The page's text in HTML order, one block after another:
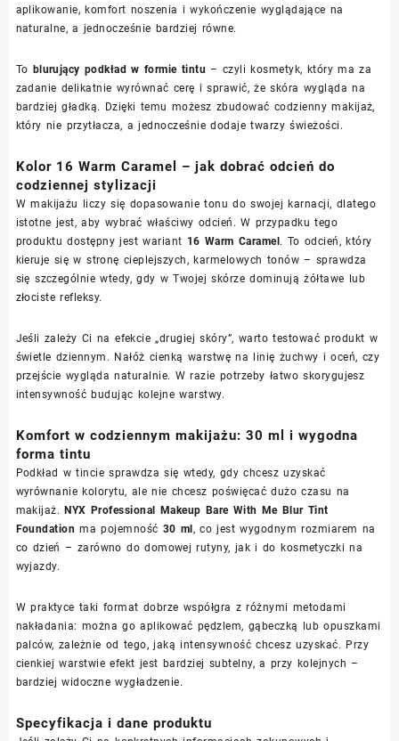
aplikowanie, komfort noszenia i wykończenie wyglądające na
naturalne, a jednocześnie bardziej równe.
To blurujący podkład w formie tintu – czyli kosmetyk, który ma za
zadanie delikatnie wyrównać cerę i sprawić, że skóra wygląda na
bardziej gładką. Dzięki temu możesz zbudować codzienny makijaż,
który nie przytłacza, a jednocześnie dodaje twarzy świeżości.
Kolor 16 Warm Caramel – jak dobrać odcień do
codziennej stylizacji
W makijażu liczy się dopasowanie tonu do swojej karnacji, dlatego
istotne jest, aby wybrać właściwy odcień. W przypadku tego
produktu dostępny jest wariant 16 Warm Caramel . To odcień, który
kieruje się w stronę cieplejszych, karmelowych tonów – sprawdza
się szczególnie wtedy, gdy w Twojej skórze dominują żółtawe lub
złociste refleksy.
Jeśli zależy Ci na efekcie „drugiej skóry”, warto testować produkt w
świetle dziennym. Nałóż cienką warstwę na linię żuchwy i oceń, czy
przejście wygląda naturalnie. W razie potrzeby łatwo skorygujesz
intensywność budując kolejne warstwy.
Komfort w codziennym makijażu: 30 ml i wygodna
forma tintu
Podkład w tincie sprawdza się wtedy, gdy chcesz uzyskać
wyrównanie kolorytu, ale nie chcesz poświęcać dużo czasu na
makijaż. NYX Professional Makeup Bare With Me Blur Tint
Foundation ma pojemność 30 ml , co jest wygodnym rozmiarem na
co dzień – zarówno do domowej rutyny, jak i do kosmetyczki na
wyjazdy.
W praktyce taki format dobrze współgra z różnymi metodami
nakładania: można go aplikować pędzlem, gąbeczką lub opuszkami
palców, zależnie od tego, jaką intensywność chcesz uzyskać. Przy
cienkiej warstwie efekt jest bardziej subtelny, a przy kolejnych –
bardziej widoczne wygładzenie.
Specyfikacja i dane produktu